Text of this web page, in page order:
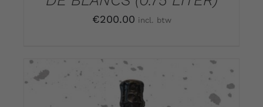
€200.00 incl. btw